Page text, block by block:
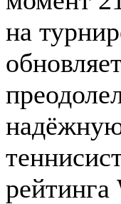
на
рейтинга